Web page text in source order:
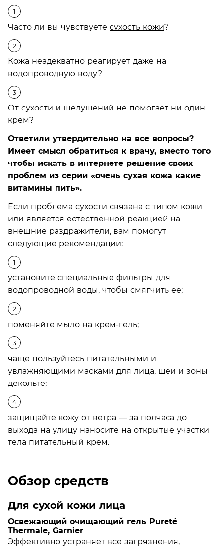
Часто ли вы чувствуете сухость кожи?
Кожа неадекватно реагирует даже на
водопроводную воду?
От сухости и шелушений не помогает ни один
крем?
Ответили утвердительно на все вопросы?
Имеет смысл обратиться к врачу, вместо того
чтобы искать в интернете решение своих
проблем из серии «очень сухая кожа какие
витамины пить».
Если проблема сухости связана с типом кожи
или является естественной реакцией на
внешние раздражители, вам помогут
следующие рекомендации:
установите специальные фильтры для
водопроводной воды, чтобы смягчить ее;
поменяйте мыло на крем-гель;
чаще пользуйтесь питательными и
увлажняющими масками для лица, шеи и зоны
декольте;
защищайте кожу от ветра — за полчаса до
выхода на улицу наносите на открытые участки
тела питательный крем.
Обзор средств
Для сухой кожи лица
Освежающий очищающий гель Pureté
Thermale, Garnier
Эффективно устраняет все загрязнения,